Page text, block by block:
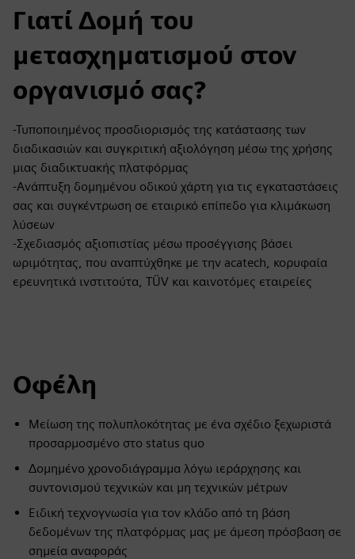
Γιατί Δομή του
μετασχηματισμού στον
οργανισμό σας?
-Τυποποιημένος προσδιορισμός της κατάστασης των
διαδικασιών και συγκριτική αξιολόγηση μέσω της χρήσης
μιας διαδικτυακής πλατφόρμας
-Ανάπτυξη δομημένου οδικού χάρτη για τις εγκαταστάσεις
σας και συγκέντρωση σε εταιρικό επίπεδο για κλιμάκωση
λύσεων
-Σχεδιασμός αξιοπιστίας μέσω προσέγγισης βάσει
ωριμότητας, που αναπτύχθηκε με την acatech, κορυφαία
ερευνητικά ινστιτούτα, TÜV και καινοτόμες εταιρείες
Οφέλη
Μείωση της πολυπλοκότητας με ένα σχέδιο ξεχωριστά
προσαρμοσμένο στο status quo
Δομημένο χρονοδιάγραμμα λόγω ιεράρχησης και
συντονισμού τεχνικών και μη τεχνικών μέτρων
Ειδική τεχνογνωσία για τον κλάδο από τη βάση
δεδομένων της πλατφόρμας μας με άμεση πρόσβαση σε
σημεία αναφοράς